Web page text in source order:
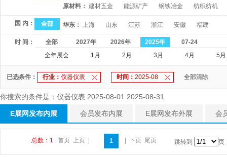
原材料： 建材五金 能源矿产 钢铁冶金 纺织纺机
国 内： 全部 华东： 上海 山东 江苏 浙江 安徽 福建
时 间： 全部 2027年 2026年 2025年
07-24
全年展会
1月 2月 3月 4月 5月
已选条件： 行业： 仪器仪表 时间： 2025-08 全部清除
你搜索的条件是：仪器仪表 2025-08-01 2025-08-31
E展网发布内展 会员发布内展 E展网发布外展 会
总数：1 首页 上页 1 下页 尾页 跳转到 页